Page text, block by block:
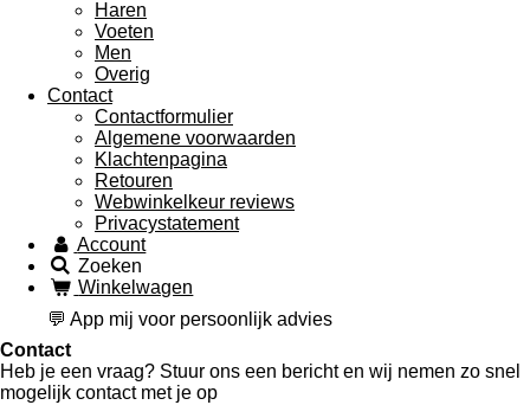
Haren
Voeten
Men
Overig
Contact
Contactformulier
Algemene voorwaarden
Klachtenpagina
Retouren
Webwinkelkeur reviews
Privacystatement
Account
Zoeken
Winkelwagen
💬 App mij voor persoonlijk advies
Contact
Heb je een vraag? Stuur ons een bericht en wij nemen zo snel
mogelijk contact met je op